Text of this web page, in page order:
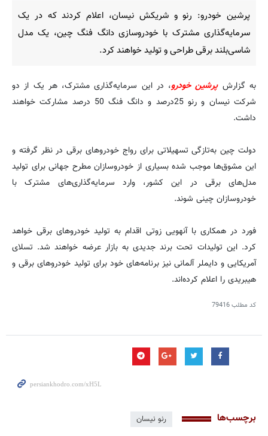
پرشین خودرو: رنو و شریکش نیسان، اعلام کردند که در یک
سرمایه‌گذاری مشترک با خودروسازی دانگ فنگ چین، یک مدل
شاسی‌بلند برقی طراحی و تولید خواهند کرد.
به گزارشپرشین خودرو، در این سرمایه‌گذاری مشترک، هر یک از دو
شرکت نیسان و رنو 25درصد و دانگ فنگ 50 درصد مشارکت خواهند
داشت.
دولت چین به‌تازگی تسهیلاتی برای رواج خودروهای برقی در نظر گرفته و
این مشوق‌ها موجب شده بسیاری از خودروسازان مطرح جهانی برای تولید
مدل‌های برقی در این کشور، وارد سرمایه‌گذاری‌های مشترک با
خودروسازان چینی شوند.
فورد در همکاری با آنهویی زوتی اقدام به تولید خودروهای برقی خواهد
کرد. این تولیدات تحت برند جدیدی به بازار عرضه خواهند شد. تسلای
آمریکایی و دایملر آلمانی نیز برنامه‌های خود برای تولید خودروهای برقی و
هیبریدی را اعلام کرده‌اند.
کد مطلب79416
برچسب‌ها رنو نیسان